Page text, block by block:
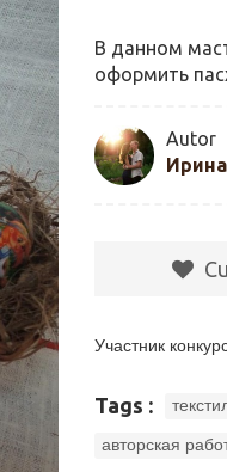
В данном
оформить
Autor
Участник
Tags :
авторская